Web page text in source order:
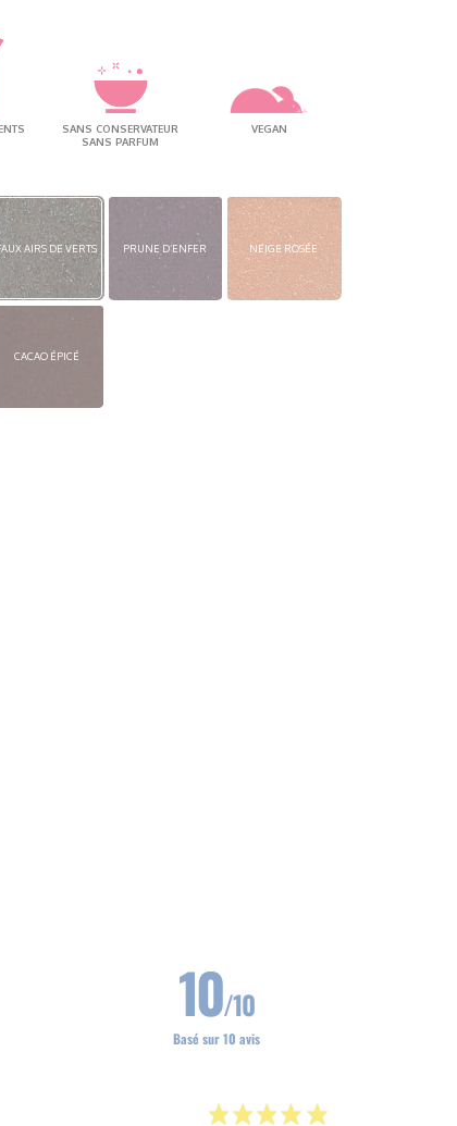
SANS CONSERVATEUR
SANS PARFUM
VEGAN
AIRS DE VERTS PRUNE D’ENFER NEIGE ROSÉE
CACAO ÉPICÉ
10/10
Basé sur 10 avis